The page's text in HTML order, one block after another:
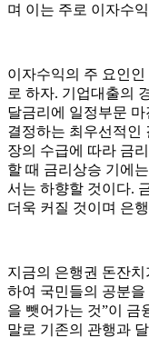
며 이는 주로 이자수
이자수익의 주 요인
로 하자. 기업대출의
달금리에 일정부문
결정하는 최우선적인
장의 수급에 따라 금
할 때 금리상승 기에
서는 하향할 것이다.
더욱 커질 것이며 은
지금의 은행권 돈잔
하여 국민들의 공분
을 뺏어가는 것”이 금
말로 기존의 관행과